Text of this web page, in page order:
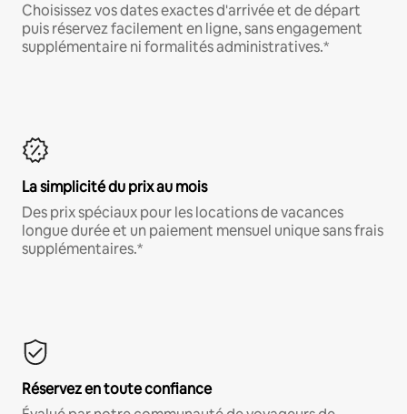
Choisissez vos dates exactes d'arrivée et de départ
puis réservez facilement en ligne, sans engagement
supplémentaire ni formalités administratives.*
La simplicité du prix au mois
Des prix spéciaux pour les locations de vacances
longue durée et un paiement mensuel unique sans frais
supplémentaires.*
Réservez en toute confiance